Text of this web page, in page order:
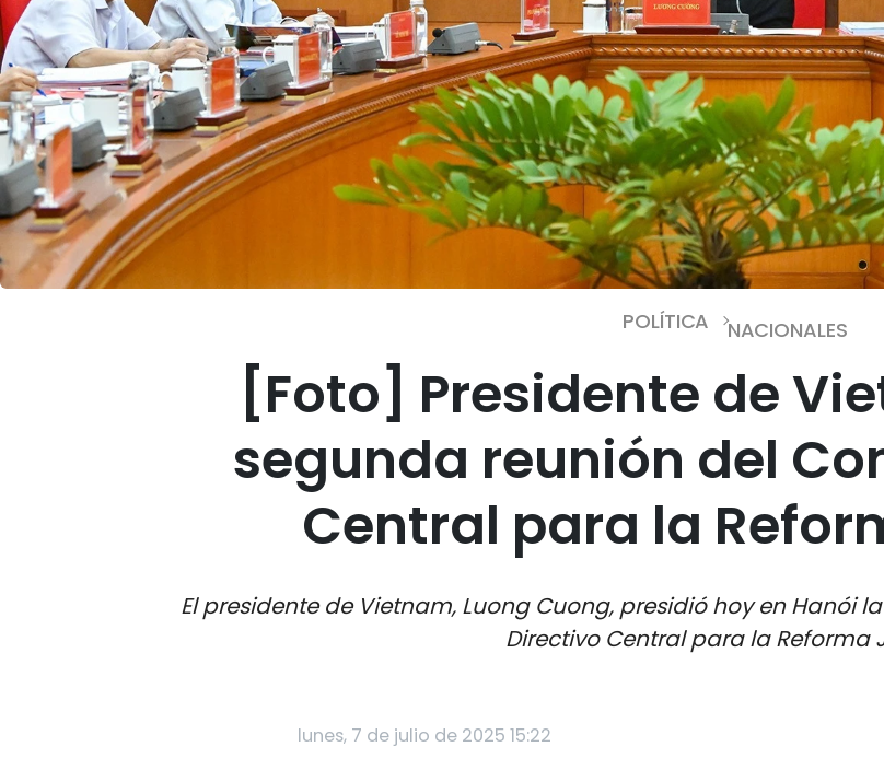
POLÍTICA NACIONALES
[Foto] Presidente de
segunda reunión del
Central para la
El presidente de Vietnam, Luong Cuong, presidió hoy en Hanói
Directivo Central para la Reforma
lunes, 7 de julio de 2025 15:22